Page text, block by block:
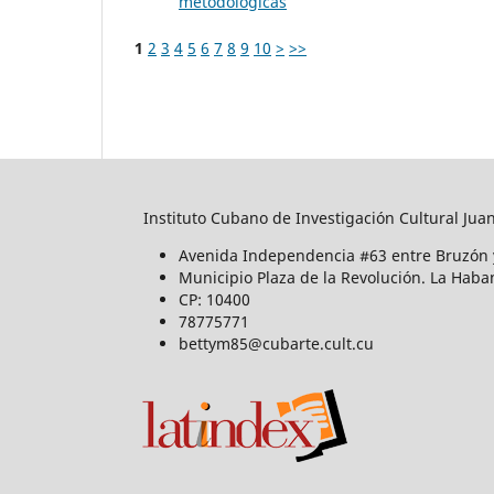
1 2 3 4 5 6 7 8 9 10 > >>
Instituto Cubano de Investigación Cultural
Avenida Independencia #63 entre Bruzón
Municipio Plaza de la Revolución. La
CP: 10400
78775771
bettym85@cubarte.cult.cu